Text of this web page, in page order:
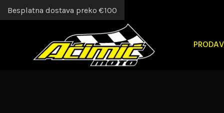
Besplatna dostava preko €100